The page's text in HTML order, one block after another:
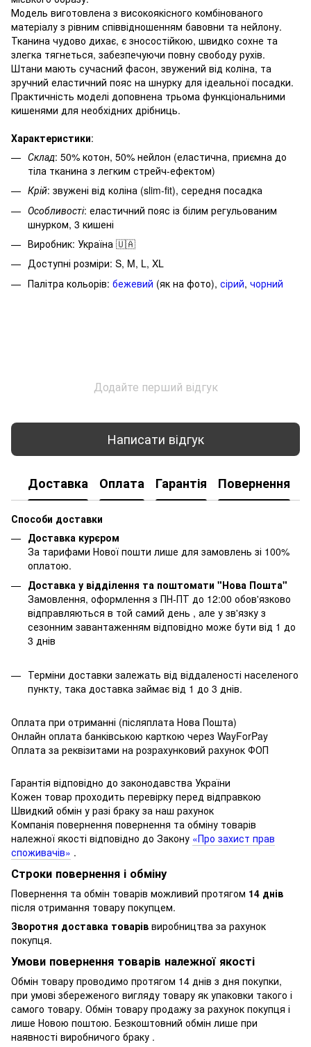
Модель виготовлена з високоякісного комбінованого
матеріалу з рівним співвідношенням бавовни та нейлону.
Тканина чудово дихає, є зносостійкою, швидко сохне та
злегка тягнеться, забезпечуючи повну свободу рухів.
Штани мають сучасний фасон, звужений від коліна, та
зручний еластичний пояс на шнурку для ідеальної посадки.
Практичність моделі доповнена трьома функціональними
кишенями для необхідних дрібниць.
Характеристики:
Склад: 50% котон, 50% нейлон (еластична, приємна до
тіла тканина з легким стрейч-ефектом)
Крій: звужені від коліна (slim-fit), середня посадка
Особливості: еластичний пояс із білим регульованим
шнурком, 3 кишені
Виробник: Україна 🇺🇦
Доступні розміри: S, M, L, XL
Палітра кольорів: бежевий (як на фото), сірий, чорний
Додайте перший відгук
Написати відгук
Доставка Оплата Гарантія Повернення
Способи доставки
Доставка курєром
За тарифами Нової пошти лише для замовлень зі 100%
оплатою.
Доставка у відділення та поштомати "Нова Пошта"
Замовлення, оформлення з ПН-ПТ до 12:00 обов'язково
відправляються в той самий день , але у зв'язку з
сезонним завантаженням відповідно може бути від 1 до
3 днів
Терміни доставки залежать від віддаленості населеного
пункту, така доставка займає від 1 до 3 днів.
Оплата при отриманні (післяплата Нова Пошта)
Онлайн оплата банківською карткою через WayForPay
Оплата за реквізитами на розрахунковий рахунок ФОП
Гарантія відповідно до законодавства України
Кожен товар проходить перевірку перед відправкою
Швидкий обмін у разі браку за наш рахунок
Компанія повернення повернення та обміну товарів
належної якості відповідно до Закону «Про захист прав
споживачів» .
Строки повернення і обміну
Повернення та обмін товарів можливий протягом 14 днів
після отримання товару покупцем.
Зворотня доставка товарів виробництва за рахунок
покупця.
Умови повернення товарів належної якості
Обмін товару проводимо протягом 14 днів з дня покупки,
при умові збереженого вигляду товару як упаковки такого і
самого товару. Обмін товару продажу за рахунок покупця і
лише Новою поштою. Безкоштовний обмін лише при
наявності виробничого браку .